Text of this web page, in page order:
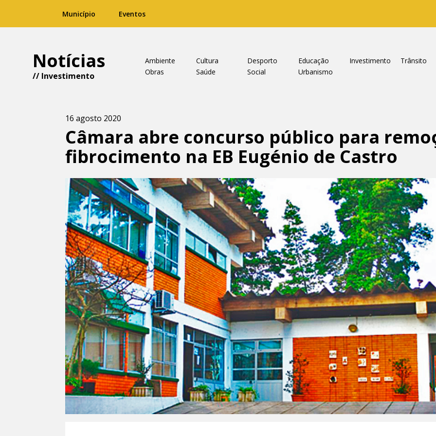
Município Eventos
Notícias
// Investimento
Ambiente Cultura Desporto Educação Investimento
Trânsito
Obras
Saúde Social Urbanismo
16 agosto 2020
Câmara abre concurso público para
fibrocimento na EB Eugénio de Castro